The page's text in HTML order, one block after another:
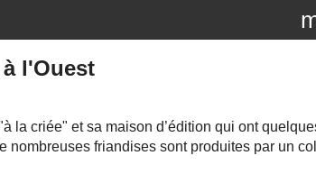
l'Ouest
la criée" et sa maison d’édition qui ont
nombreuses friandises sont produites par un